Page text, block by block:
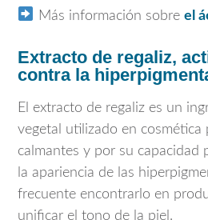
Más información sobre el
Extracto de regaliz,
contra la
El extracto de regaliz es un
vegetal utilizado en cosmética
calmantes y por su capacidad
la apariencia de las
frecuente encontrarlo en
unificar el tono de la piel.